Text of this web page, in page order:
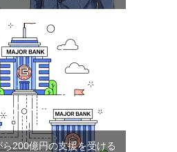
200億円の支援を受ける